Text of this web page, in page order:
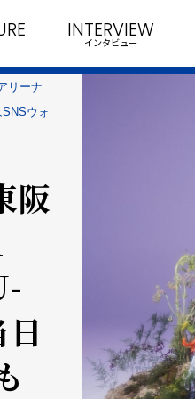
INTERVIEW
インタビュー
リーナ
ウォ
阪